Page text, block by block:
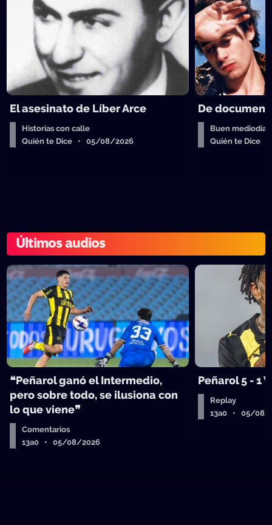
El asesinato de Líber Arce
Historias con calle
Quién te Dice • 05/08/2026
De
Buen mediodía
Quién te Dice
Últimos audios
❝Peñarol ganó el Intermedio,
pero sobre todo, se ilusiona con
lo que viene❞
Comentarios
13a0 • 05/08/2026
Peñarol 5 - 1
Replay
13a0 • 05/08/